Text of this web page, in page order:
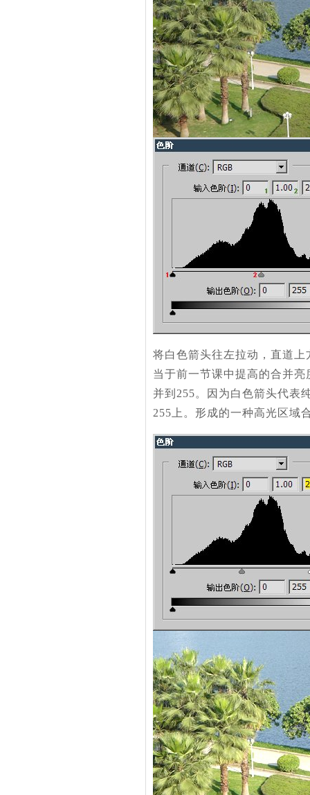
将白色箭头往左拉动，直道
当于前一节课中提高的合并
并到255。因为白色箭头代表
255上。形成的一种高光区域